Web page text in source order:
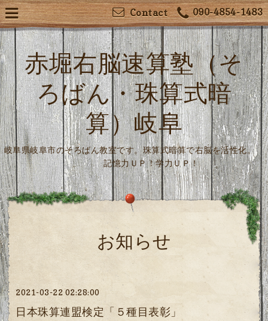
090-4854-1483
Contact
赤堀右脳速算塾（そ
ろばん・珠算式暗
算）岐阜
岐阜県岐阜市のそろばん教室です。珠算式暗算で右脳を活性化。
記憶力ＵＰ！学力ＵＰ！
お知らせ
2021-03-22 02:28:00
日本珠算連盟検定「５種目表彰」